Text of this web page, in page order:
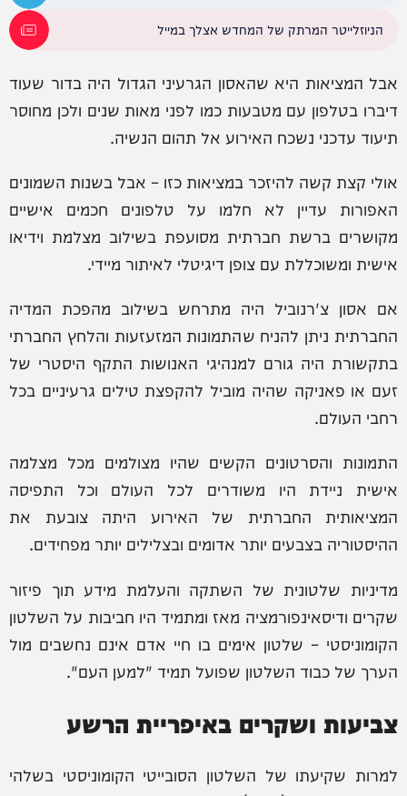
הניוזלייטר המרתק של המחדש אצלך במייל
אבל המציאות היא שהאסון הגרעיני הגדול היה בדור שעוד
דיברו בטלפון עם מטבעות כמו לפני מאות שנים ולכן מחוסר
תיעוד עדכני נשכח האירוע אל תהום הנשיה.
אולי קצת קשה להיזכר במציאות כזו – אבל בשנות השמונים
האפורות עדיין לא חלמו על טלפונים חכמים אישיים
מקושרים ברשת חברתית מסועפת בשילוב מצלמת וידיאו
אישית ומשוכללת עם צופן דיגיטלי לאיתור מיידי.
אם אסון צ'רנוביל היה מתרחש בשילוב מהפכת המדיה
החברתית ניתן להניח שהתמונות המזעזעות והלחץ החברתי
בתקשורת היה גורם למנהיגי האנושות התקף היסטרי של
זעם או פאניקה שהיה מוביל להקפצת טילים גרעיניים בכל
רחבי העולם.
התמונות והסרטונים הקשים שהיו מצולמים מכל מצלמה
אישית ניידת היו משודרים לכל העולם וכל התפיסה
המציאותית החברתית של האירוע היתה צובעת את
ההיסטוריה בצבעים יותר אדומים ובצלילים יותר מפחידים.
מדיניות שלטונית של השתקה והעלמת מידע תוך פיזור
שקרים ודיסאינפורמציה מאז ומתמיד היו חביבות על השלטון
הקומוניסטי – שלטון אימים בו חיי אדם אינם נחשבים מול
הערך של כבוד השלטון שפועל תמיד "למען העם".
צביעות ושקרים באיפריית הרשע
למרות שקיעתו של השלטון הסובייטי הקומוניסטי בשלהי